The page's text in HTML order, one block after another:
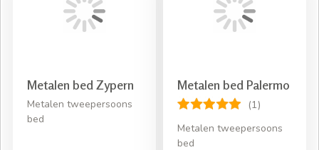
Metalen bed Zypern
Metalen tweepersoons
bed
Metalen bed Palermo
(1)
Metalen tweepersoons
bed